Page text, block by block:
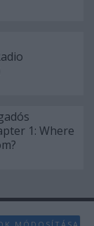
1: Where